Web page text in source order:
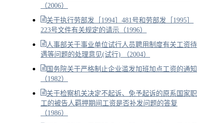
（2006）
关于执行劳部发［1994］481号和劳部发［1995］
223号文件有关规定的请示（1996）
人事部关于事业单位试行人员聘用制度有关工资待
遇等问题的处理意见(试行) （2004）
国务院关于严格制止企业滥发加班加点工资的通知
（1982）
关于检察机关决定不起诉、免予起诉的原系国家职
工的被告人羁押期间工资是否补发问题的答复
（1986）